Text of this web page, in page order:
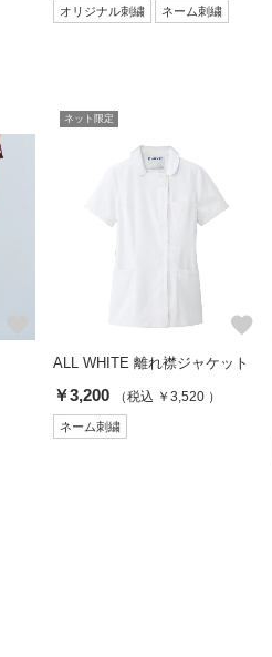
オリジナル刺繍 ネーム刺繍
ネット限定
favorite
ALL WHITE 離れ襟ジャケット
￥3,200 （税込 ￥3,520 ）
ネーム刺繍